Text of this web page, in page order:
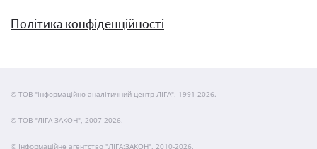
Політика конфіденційності
© ТОВ "інформаційно-аналітичний центр ЛІГА", 1991-2026.
© ТОВ "ЛІГА ЗАКОН", 2007-2026.
© Інформаційне агентство "ЛІГА:ЗАКОН", 2010-2026.